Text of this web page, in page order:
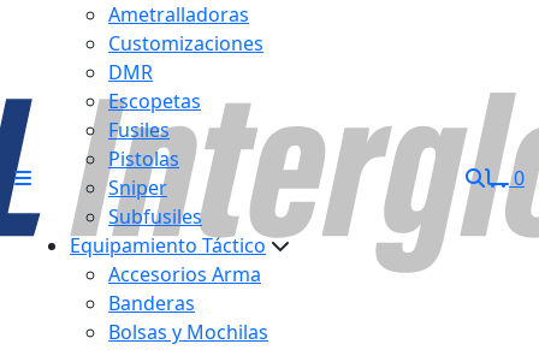
Ametralladoras
Customizaciones
DMR
Escopetas
Fusiles
Pistolas
Sniper
Subfusiles
Equipamiento Táctico
Accesorios Arma
Banderas
Bolsas y Mochilas
0